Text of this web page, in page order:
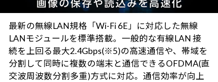
最新の無線LAN規格「Wi-Fi 6E」に対応した無線
LANモジュールを標準搭載。一般的な有線LAN 接
続を上回る最大2.4Gbps(※5)の高速通信や、帯域を
分割して同時に複数の端末と通信できるOFDMA(直
交波周波数分割多重)方式に対応。通信効率が向上